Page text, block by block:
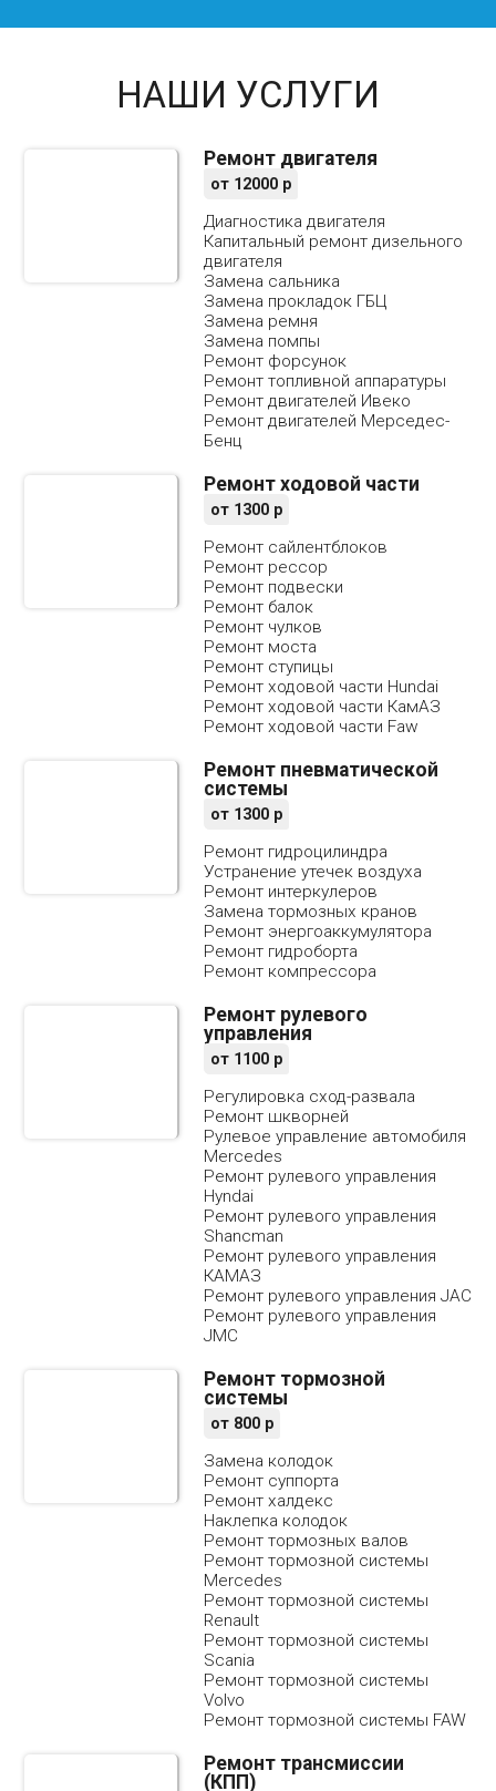
НАШИ УСЛУГИ
Ремонт двигателя
от 12000р
Диагностика двигателя
Капитальный ремонт дизельного
двигателя
Замена сальника
Замена прокладок ГБЦ
Замена ремня
Замена помпы
Ремонт форсунок
Ремонт топливной аппаратуры
Ремонт двигателей Ивеко
Ремонт двигателей Мерседес-
Бенц
Ремонт ходовой части
от 1300р
Ремонт сайлентблоков
Ремонт рессор
Ремонт подвески
Ремонт балок
Ремонт чулков
Ремонт моста
Ремонт ступицы
Ремонт ходовой части Hundai
Ремонт ходовой части КамАЗ
Ремонт ходовой части Faw
Ремонт пневматической
системы
от 1300р
Ремонт гидроцилиндра
Устранение утечек воздуха
Ремонт интеркулеров
Замена тормозных кранов
Ремонт энергоаккумулятора
Ремонт гидроборта
Ремонт компрессора
Ремонт рулевого
управления
от 1100р
Регулировка сход-развала
Ремонт шкворней
Рулевое управление автомобиля
Mercedes
Ремонт рулевого управления
Hyndai
Ремонт рулевого управления
Shancman
Ремонт рулевого управления
КАМАЗ
Ремонт рулевого управления JAC
Ремонт рулевого управления
JMC
Ремонт тормозной
системы
от 800р
Замена колодок
Ремонт суппорта
Ремонт халдекс
Наклепка колодок
Ремонт тормозных валов
Ремонт тормозной системы
Mercedes
Ремонт тормозной системы
Renault
Ремонт тормозной системы
Scania
Ремонт тормозной системы
Volvo
Ремонт тормозной системы FAW
Ремонт трансмиссии
(КПП)